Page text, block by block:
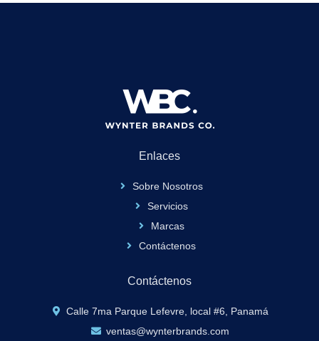
Enlaces
Sobre Nosotros
Servicios
Marcas
Contáctenos
Contáctenos
Calle 7ma Parque Lefevre, local #6, Panamá
ventas@wynterbrands.com